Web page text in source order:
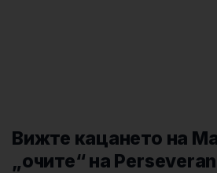
Вижте кацането на
„очите“ на